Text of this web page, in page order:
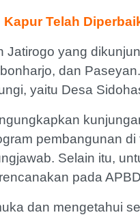
Telah
Jatirogo yang
dan
yaitu Desa
pembangunan
Selain itu,
pada
dan mengetahui